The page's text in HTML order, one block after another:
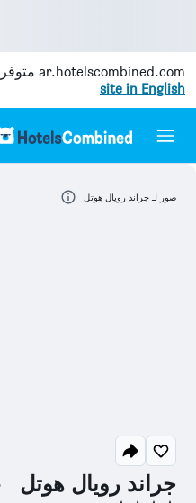
ar.hotelscombined.com متوفر
site in English
جراند رويال هوتل
صور لـ جراند رويال هوتل